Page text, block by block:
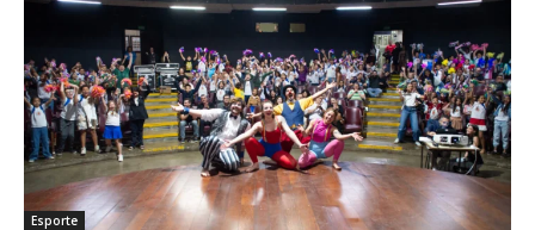
Esporte